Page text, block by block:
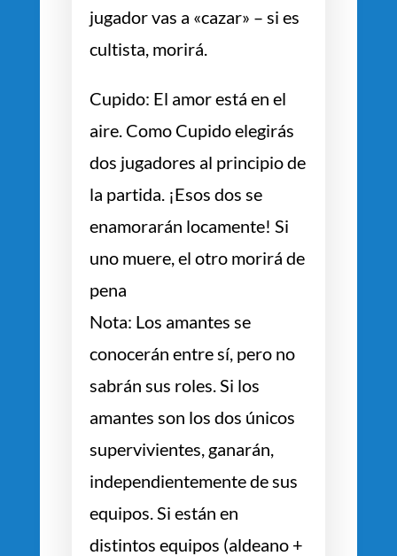
jugador vas a «cazar» – si es
cultista, morirá.
Cupido: El amor está en el
aire. Como Cupido elegirás
dos jugadores al principio de
la partida. ¡Esos dos se
enamorarán locamente! Si
uno muere, el otro morirá de
pena
Nota: Los amantes se
conocerán entre sí, pero no
sabrán sus roles. Si los
amantes son los dos únicos
supervivientes, ganarán,
independientemente de sus
equipos. Si están en
distintos equipos (aldeano +